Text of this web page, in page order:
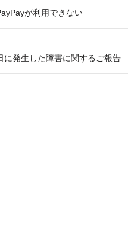
が利用できない
に発生した障害に関するご報告